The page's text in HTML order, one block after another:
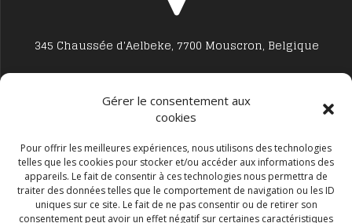
Gérer le consentement aux
cookies
Pour offrir les meilleures expériences, nous utilisons des technologies
telles que les cookies pour stocker et/ou accéder aux informations des
appareils. Le fait de consentir à ces technologies nous permettra de
traiter des données telles que le comportement de navigation ou les ID
uniques sur ce site. Le fait de ne pas consentir ou de retirer son
consentement peut avoir un effet négatif sur certaines caractéristiques
345 Chaussée d'Aelbeke, 7700 Mouscron, Belgique
Studio7700@live.be